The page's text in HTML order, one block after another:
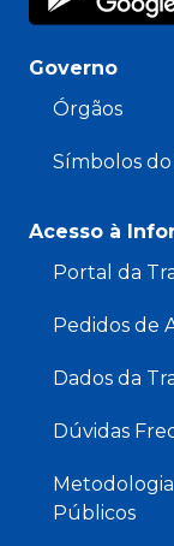
Governo
Órgãos
Símbolos
Acesso à
Portal da
Pedidos de
Dados da
Dúvidas
Públicos